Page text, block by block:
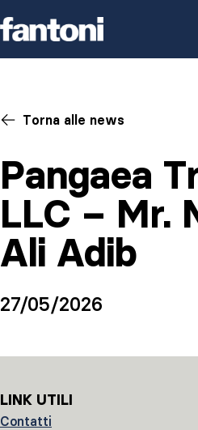
Torna alle news
Pangaea
LLC – Mr.
Ali Adib
27/05/2026
LINK UTILI
Contatti